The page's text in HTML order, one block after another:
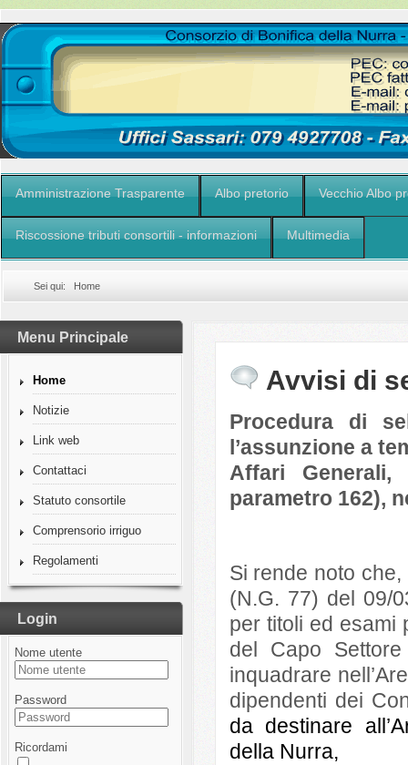
Amministrazione Trasparente Albo pretorio Vecchio Albo
Riscossione tributi consortili - informazioni Multimedia
Sei qui: Home
Menu Principale
Home
Notizie
Link web
Contattaci
Statuto consortile
Comprensorio irriguo
Regolamenti
Login
Nome utente
Password
Ricordami
Avvisi di
Procedura di
l’assunzione a
Affari
parametro 162),
Si rende noto
(N.G. 77) del 09/
per titoli ed esami
del Capo
inquadrare
dipendenti dei
da destinare
della Nurra,